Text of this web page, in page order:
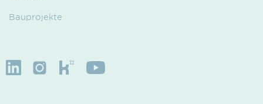
Bauprojekte